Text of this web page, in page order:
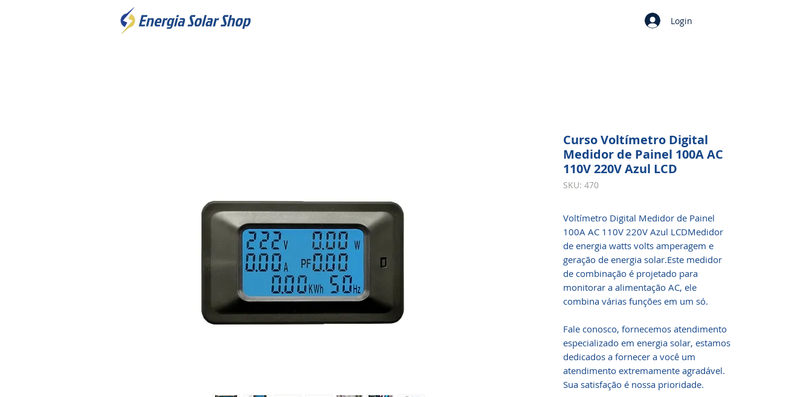
Login
​​​​​​​Curso Voltímetro Digital
Medidor de Painel 100A AC
110V 220V Azul LCD
SKU: 470
Voltímetro Digital Medidor de Painel
100A AC 110V 220V Azul LCDMedidor
de energia watts volts amperagem e
geração de energia solar.Este medidor
de combinação é projetado para
monitorar a alimentação AC, ele
combina várias funções em um só.
Fale conosco, fornecemos atendimento
especializado em energia solar, estamos
dedicados a fornecer a você um
atendimento extremamente agradável.
Sua satisfação é nossa prioridade.